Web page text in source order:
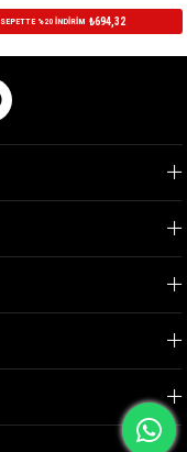
SEPETTE %20 İNDİRİM ₺694,32